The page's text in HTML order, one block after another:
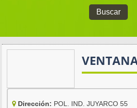
Dirección: POL. IND. JUYARCO 55